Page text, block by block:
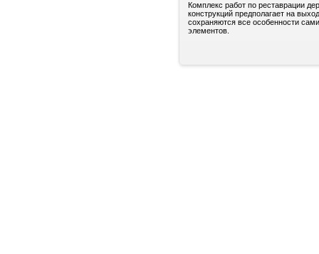
Комплекс работ по реставрации
конструкций предполагает на
сохраняются все особенности
элементов.